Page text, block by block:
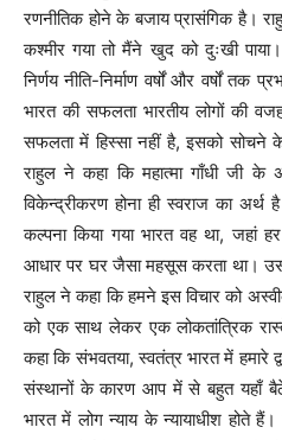
रणनीतिक होने के बजाय प्रासंगिक है।
कश्मीर गया तो मैंने खुद को दुःखी
निर्णय नीति-निर्माण वर्षों और वर्षों तक
भारत की सफलता भारतीय लोगों की
सफलता में हिस्सा नहीं है, इसको सोचने
राहुल ने कहा कि महात्मा गाँधी जी के
विकेन्द्रीकरण होना ही स्वराज का अर्थ
कल्पना किया गया भारत वह था, जहां
आधार पर घर जैसा महसूस करता था। उस
राहुल ने कहा कि हमने इस विचार को
को एक साथ लेकर एक लोकतांत्रिक
कहा कि संभवतया, स्वतंत्र भारत में हमारे
संस्थानों के कारण आप में से बहुत यहाँ
भारत में लोग न्याय के न्यायाधीश होते